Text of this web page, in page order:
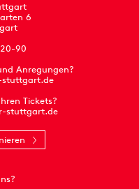
6
90
Anregungen?
stuttgart.de
Tickets?
stuttgart.de